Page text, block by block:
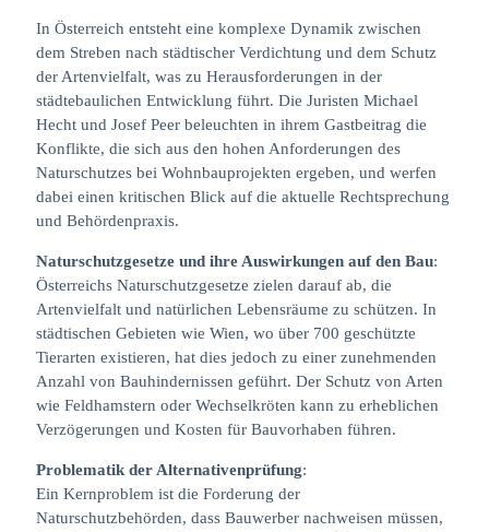
In Österreich entsteht eine komplexe Dynamik zwischen
dem Streben nach städtischer Verdichtung und dem Schutz
der Artenvielfalt, was zu Herausforderungen in der
städtebaulichen Entwicklung führt. Die Juristen Michael
Hecht und Josef Peer beleuchten in ihrem Gastbeitrag die
Konflikte, die sich aus den hohen Anforderungen des
Naturschutzes bei Wohnbauprojekten ergeben, und werfen
dabei einen kritischen Blick auf die aktuelle Rechtsprechung
und Behördenpraxis.
Naturschutzgesetze und ihre Auswirkungen auf den Bau:
Österreichs Naturschutzgesetze zielen darauf ab, die
Artenvielfalt und natürlichen Lebensräume zu schützen. In
städtischen Gebieten wie Wien, wo über 700 geschützte
Tierarten existieren, hat dies jedoch zu einer zunehmenden
Anzahl von Bauhindernissen geführt. Der Schutz von Arten
wie Feldhamstern oder Wechselkröten kann zu erheblichen
Verzögerungen und Kosten für Bauvorhaben führen.
Problematik der Alternativenprüfung:
Ein Kernproblem ist die Forderung der
Naturschutzbehörden, dass Bauwerber nachweisen müssen,